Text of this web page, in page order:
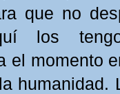
que no
los
el momento
humanidad.